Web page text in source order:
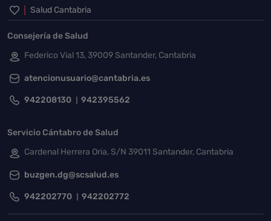
Inicio del pie de página
Salud Cantabria
Consejería de Salud
Federico Vial 13, 39009 Santander, Cantabria
atencionusuario@cantabria.es
942208130 942395562
Servicio Cántabro de Salud
Cardenal Herrera Oria, S/N 39011 Santander, Cantabria
buzgen.dg@scsalud.es
942202770 942202772